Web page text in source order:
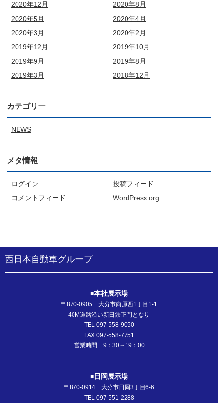
2020年12月
2020年8月
2020年5月
2020年4月
2020年3月
2020年2月
2019年12月
2019年10月
2019年9月
2019年8月
2019年3月
2018年12月
カテゴリー
NEWS
メタ情報
ログイン
投稿フィード
コメントフィード
WordPress.org
西日本自動車グループ
■本社展示場
〒870-0905 大分市向原西1丁目1-1
40M道路沿い新日鉄正門となり
TEL 097-558-9050
FAX 097-558-7751
営業時間 9：30～19：00
■日岡展示場
〒870-0914 大分市日岡3丁目6-6
TEL 097-551-2288